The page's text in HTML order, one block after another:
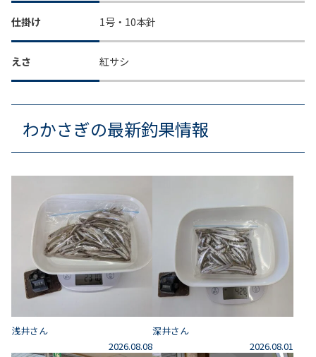
仕掛け 1号・10本針
えさ 紅サシ
わかさぎの最新釣果情報
浅井さん
2026.08.08
深井さん
2026.08.01